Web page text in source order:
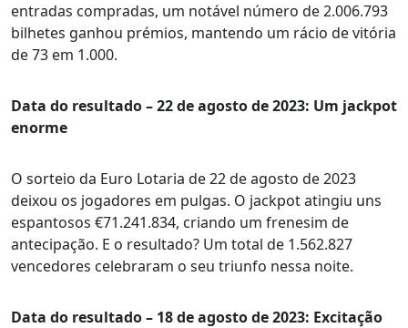
entradas compradas, um notável número de 2.006.793
bilhetes ganhou prémios, mantendo um rácio de vitória
de 73 em 1.000.
Data do resultado – 22 de agosto de 2023: Um jackpot
enorme
O sorteio da Euro Lotaria de 22 de agosto de 2023
deixou os jogadores em pulgas. O jackpot atingiu uns
espantosos €71.241.834, criando um frenesim de
antecipação. E o resultado? Um total de 1.562.827
vencedores celebraram o seu triunfo nessa noite.
Data do resultado – 18 de agosto de 2023: Excitação